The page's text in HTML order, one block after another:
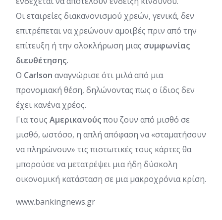
Οι εταιρείες διακανονισμού χρεών, γενικά, δεν
επιτρέπεται να χρεώνουν αμοιβές πριν από την
επίτευξη ή την ολοκλήρωση μιας συμφωνίας
διευθέτησης.
Ο Carlson αναγνώρισε ότι μιλά από μια
προνομιακή θέση, δηλώνοντας πως ο ίδιος δεν
έχει κανένα χρέος.
Για τους Αμερικανούςπου ζουν από μισθό σε
μισθό, ωστόσο, η απλή απόφαση να «σταματήσουν
να πληρώνουν» τις πιστωτικές τους κάρτες θα
μπορούσε να μετατρέψει μια ήδη δύσκολη
οικονομική κατάσταση σε μια μακροχρόνια κρίση.
www.bankingnews.gr